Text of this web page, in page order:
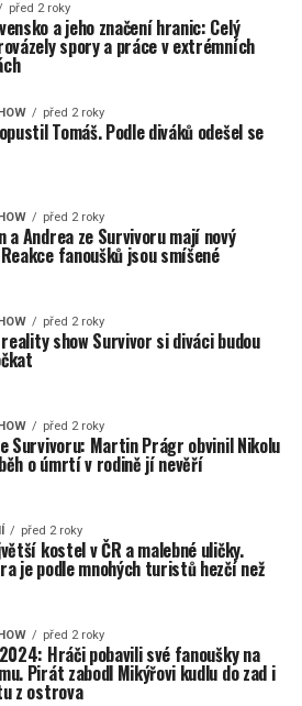
před 2 roky
a jeho značení hranic: Celý
spory a práce v extrémních
před 2 roky
Tomáš. Podle diváků odešel se
před 2 roky
a Andrea ze Survivoru mají nový
fanoušků jsou smíšené
před 2 roky
show Survivor si diváci budou
před 2 roky
Survivoru: Martin Prágr obvinil Nikolu
o úmrtí v rodině jí nevěří
před 2 roky
kostel v ČR a malebné uličky.
je podle mnohých turistů hezčí než
před 2 roky
Hráči pobavili své fanoušky na
Pirát zabodl Mikýřovi kudlu do zad i
z ostrova